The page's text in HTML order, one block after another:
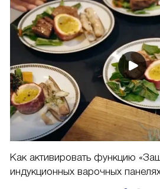
Как активировать функцию
индукционных варочных